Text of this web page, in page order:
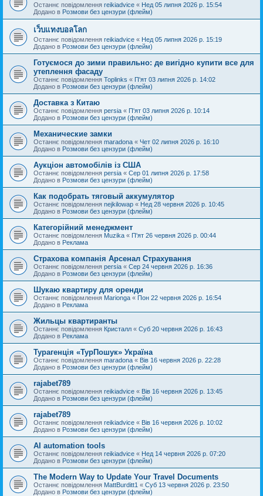
Останнє повідомлення reikiadvice « Нед 05 липня 2026 р. 15:54
Додано в Розмови без цензури (флейм)
เว็บแทงบอลโลก
Останнє повідомлення reikiadvice « Нед 05 липня 2026 р. 15:19
Додано в Розмови без цензури (флейм)
Готуємося до зими правильно: де вигідно купити все для
утеплення фасаду
Останнє повідомлення Toplinks « П'ят 03 липня 2026 р. 14:02
Додано в Розмови без цензури (флейм)
Доставка з Китаю
Останнє повідомлення persia « П'ят 03 липня 2026 р. 10:14
Додано в Розмови без цензури (флейм)
Механические замки
Останнє повідомлення maradona « Чет 02 липня 2026 р. 16:10
Додано в Розмови без цензури (флейм)
Аукціон автомобілів із США
Останнє повідомлення persia « Сер 01 липня 2026 р. 17:58
Додано в Розмови без цензури (флейм)
Как подобрать тяговый аккумулятор
Останнє повідомлення nejkilowap « Нед 28 червня 2026 р. 10:45
Додано в Розмови без цензури (флейм)
Категорійний менеджмент
Останнє повідомлення Muzika « П'ят 26 червня 2026 р. 00:44
Додано в Реклама
Страхова компанія Арсенал Страхування
Останнє повідомлення persia « Сер 24 червня 2026 р. 16:36
Додано в Розмови без цензури (флейм)
Шукаю квартиру для оренди
Останнє повідомлення Marionga « Пон 22 червня 2026 р. 16:54
Додано в Реклама
Жильцы квартиранты
Останнє повідомлення Кристалл « Суб 20 червня 2026 р. 16:43
Додано в Реклама
Турагенція «ТурПошук» Україна
Останнє повідомлення maradona « Вів 16 червня 2026 р. 22:28
Додано в Розмови без цензури (флейм)
rajabet789
Останнє повідомлення reikiadvice « Вів 16 червня 2026 р. 13:45
Додано в Розмови без цензури (флейм)
rajabet789
Останнє повідомлення reikiadvice « Вів 16 червня 2026 р. 10:02
Додано в Розмови без цензури (флейм)
AI automation tools
Останнє повідомлення reikiadvice « Нед 14 червня 2026 р. 07:20
Додано в Розмови без цензури (флейм)
The Modern Way to Update Your Travel Documents
Останнє повідомлення MattBurditt1 « Суб 13 червня 2026 р. 23:50
Додано в Розмови без цензури (флейм)